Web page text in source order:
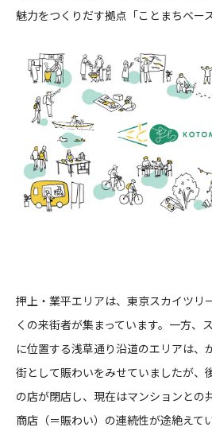
CONTACT
コンプライアンスポリシー プライバシーポリ
魅力をつくりだす拠点「ことまちベー
押上・業平エリアは、東京スカイツリ
くの来街者が集まっています。一方、
に位置する浅草通り沿道のエリアは、
街として賑わいをみせていましたが、
の店が閉店し、現在はマンションとの
商店（＝賑わい）の連続性が途絶えて